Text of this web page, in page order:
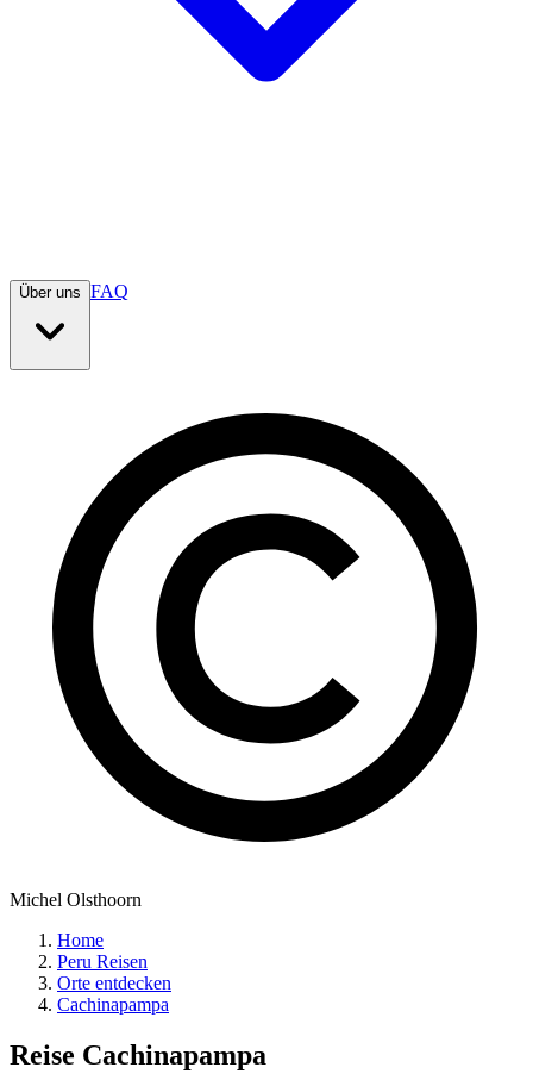
Über uns FAQ
Michel Olsthoorn
Home
Peru Reisen
Orte entdecken
Cachinapampa
Reise Cachinapampa